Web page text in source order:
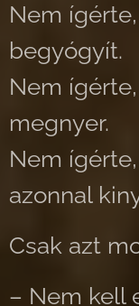
Nem
begyógyít.
Nem
megnyer.
Nem
azonnal
Csak azt
– Nem kell